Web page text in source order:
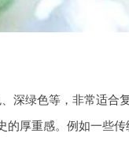
深绿色等，非常适合
厚重感。例如一些